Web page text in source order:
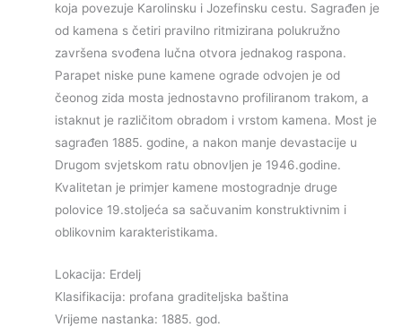
koja povezuje Karolinsku i Jozefinsku cestu. Sagrađen je
od kamena s četiri pravilno ritmizirana polukružno
završena svođena lučna otvora jednakog raspona.
Parapet niske pune kamene ograde odvojen je od
čeonog zida mosta jednostavno profiliranom trakom, a
istaknut je različitom obradom i vrstom kamena. Most je
sagrađen 1885. godine, a nakon manje devastacije u
Drugom svjetskom ratu obnovljen je 1946.godine.
Kvalitetan je primjer kamene mostogradnje druge
polovice 19.stoljeća sa sačuvanim konstruktivnim i
oblikovnim karakteristikama.
Lokacija: Erdelj
Klasifikacija: profana graditeljska baština
Vrijeme nastanka: 1885. god.